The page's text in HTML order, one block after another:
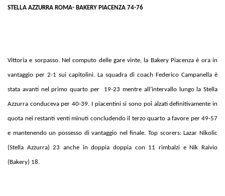
STELLA AZZURRA ROMA- BAKERY PIACENZA 74-76
Vittoria e sorpasso. Nel computo delle gare vinte, la Bakery Piacenza è ora in
vantaggio per 2-1 sui capitolini. La squadra di coach Federico Campanella è
stata avanti nel primo quarto per 19-23 mentre all’intervallo lungo la Stella
Azzurra conduceva per 40-39. I piacentini si sono poi alzati definitivamente in
quota nei restanti venti minuti concludendo il terzo quarto a favore per 49-57
e mantenendo un possesso di vantaggio nel finale. Top scorers: Lazar Nikolic
(Stella Azzurra) 23 anche in doppia doppia con 11 rimbalzi e Nik Raivio
(Bakery) 18.